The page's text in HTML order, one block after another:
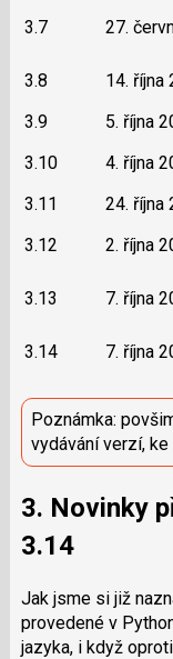
3.7 27.
3.8
14. října
3.9
5. října
3.10
4. října
3.11
24. října
3.12
2. října
3.13
7. října
3.14
7. října
Poznámka:
vydávání verzí,
3. Novinky
3.14
Jak jsme si již
provedené v
jazyka, i když